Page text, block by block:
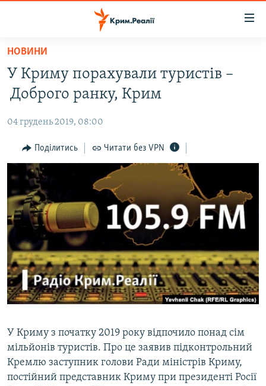
Перейти
основного
матеріалу
Перейти
до
навігації
Перейти
пошуку
ВОДА.КРИМ
ВІДЕО ТА ФОТО
ПОЛІТИКА
БЛОГИ
ПОГЛЯД
ІНТЕРВ'Ю
ВСЕ ЗА ДЕНЬ
СПЕЦПРОЕКТИ
ДЕПОРТАЦІЯ
ВІДЕОУРОКИ «ELIFBE»
СВІДЧЕННЯ ОКУПАЦІЇ
ІНФОГРАФІКА
ЯК ОБІЙТИ БЛОКУВАННЯ
Русский
Qırımtatar
ДОЛУЧАЙСЯ!
НОВИНИ
У Криму порахували туристів –
Доброго ранку, Крим
04 грудень 2019, 08:00
Поділитись Читати без VPN
У Криму з початку 2019 року відпочило понад сім
мільйонів туристів. Про це заявив підконтрольний
Кремлю заступник голови Ради міністрів Криму,
постійний представник Криму при президенті Росії